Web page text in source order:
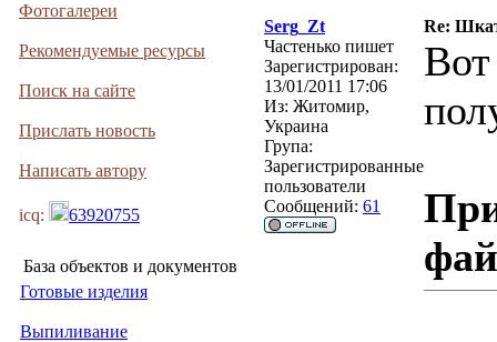
Фотогалереи
Рекомендуемые ресурсы
Поиск на сайте
Прислать новость
Написать автору
icq: 63920755
База объектов и документов
Готовые изделия
Выпиливание
Serg_Zt
Re:
Частенько пишет
Зарегистрирован:
13/01/2011 17:06
Из: Житомир,
Украина
Група:
Зарегистрированные
пользователи
Сообщений: 61
Вот